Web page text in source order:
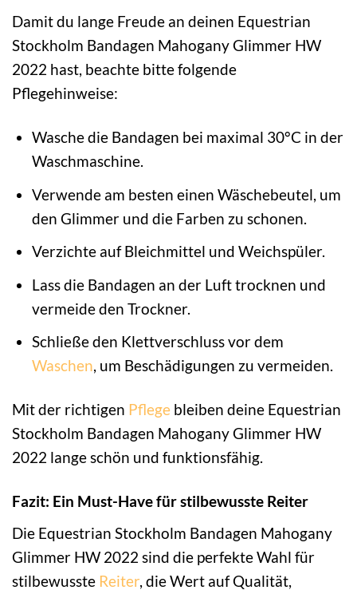
Damit du lange Freude an deinen Equestrian
Stockholm Bandagen Mahogany Glimmer HW
2022 hast, beachte bitte folgende
Pflegehinweise:
Wasche die Bandagen bei maximal 30°C in der
Waschmaschine.
Verwende am besten einen Wäschebeutel, um
den Glimmer und die Farben zu schonen.
Verzichte auf Bleichmittel und Weichspüler.
Lass die Bandagen an der Luft trocknen und
vermeide den Trockner.
Schließe den Klettverschluss vor dem
Waschen, um Beschädigungen zu vermeiden.
Mit der richtigen Pflege bleiben deine Equestrian
Stockholm Bandagen Mahogany Glimmer HW
2022 lange schön und funktionsfähig.
Fazit: Ein Must-Have für stilbewusste Reiter
Die Equestrian Stockholm Bandagen Mahogany
Glimmer HW 2022 sind die perfekte Wahl für
stilbewusste Reiter, die Wert auf Qualität,